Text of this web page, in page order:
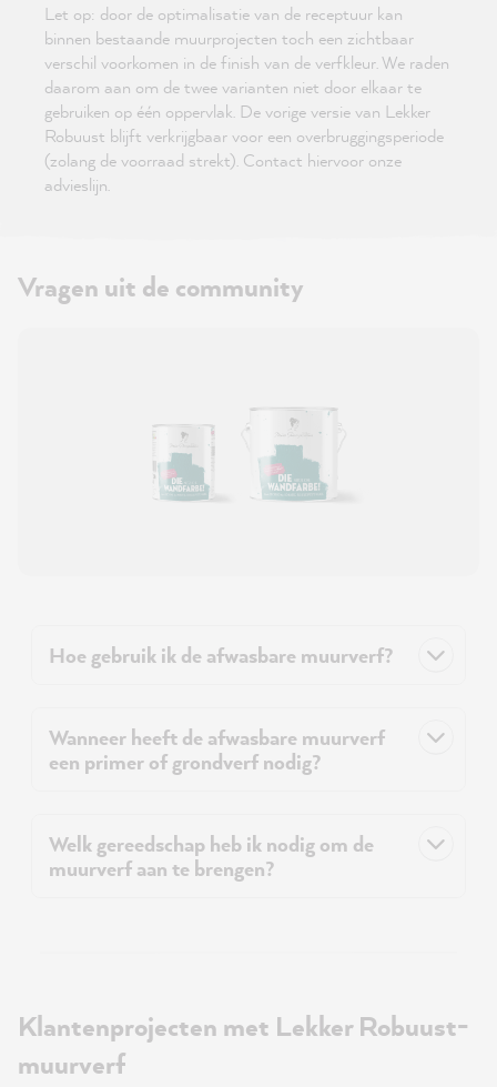
Let op: door de optimalisatie van de receptuur kan
binnen bestaande muurprojecten toch een zichtbaar
verschil voorkomen in de finish van de verfkleur. We raden
daarom aan om de twee varianten niet door elkaar te
gebruiken op één oppervlak. De vorige versie van Lekker
Robuust blijft verkrijgbaar voor een overbruggingsperiode
(zolang de voorraad strekt). Contact hiervoor onze
advieslijn.
Vragen uit de community
Hoe gebruik ik de afwasbare muurverf?
Wanneer heeft de afwasbare muurverf
een primer of grondverf nodig?
Welk gereedschap heb ik nodig om de
muurverf aan te brengen?
Klantenprojecten met Lekker Robuust-
muurverf